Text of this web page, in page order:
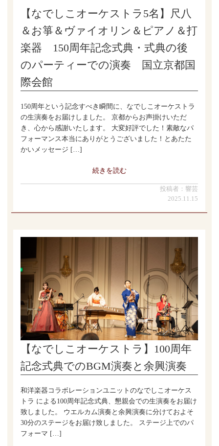
【なでしこオーケストラ5名】尺八
＆お箏＆ヴァイオリン＆ピアノ＆打
楽器 150周年記念式典・式典の後
のパーティーでの演奏 国立京都国
際会館
150周年という記念すべき瞬間に、なでしこオーケストラ
の生演奏をお届けしました。 京都からお声掛けいただ
き、心から感謝いたします。 大変好評でした！素敵なパ
フォーマンス本当にありがとうございました！とあたた
かいメッセージ […]
続きを読む
投稿者：響芸
2025.11.15
【なでしこオーケストラ】100周年
記念式典でのBGM演奏と余興演奏
和洋楽器コラボレーションユニットのなでしこオーケス
トラ による100周年記念式典、懇親会での生演奏をお届け
致しました。 ウエルカム演奏と余興演奏に分けておよそ
30分のステージをお届け致しました。 ステージ上でのパ
フォーマ […]